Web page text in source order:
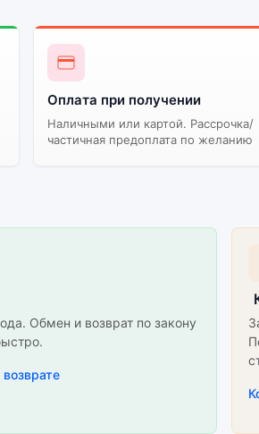
Оплата при получении
Наличными или картой. Рассрочка/
частичная предоплата по желанию
Обмен и возврат по закону